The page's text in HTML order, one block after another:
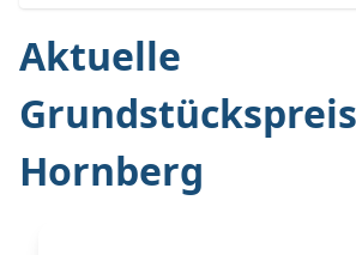
Aktuelle
Hornberg